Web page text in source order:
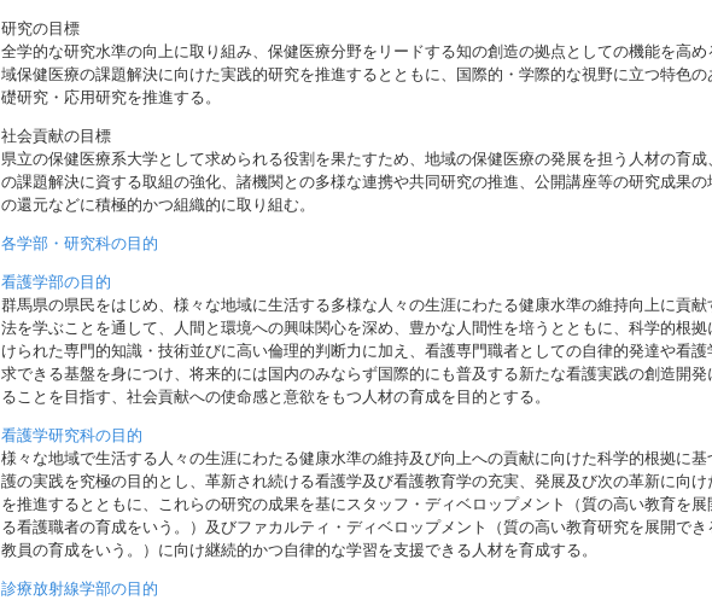
研究の目標
全学的な研究水準の向上に取り組み、保健医療分野をリードする知の創造の拠点としての機能を高め
域保健医療の課題解決に向けた実践的研究を推進するとともに、国際的・学際的な視野に立つ特色の
礎研究・応用研究を推進する。
社会貢献の目標
県立の保健医療系大学として求められる役割を果たすため、地域の保健医療の発展を担う人材の育成
の課題解決に資する取組の強化、諸機関との多様な連携や共同研究の推進、公開講座等の研究成果の
の還元などに積極的かつ組織的に取り組む。
各学部・研究科の目的
看護学部の目的
群馬県の県民をはじめ、様々な地域に生活する多様な人々の生涯にわたる健康水準の維持向上に貢献
法を学ぶことを通して、人間と環境への興味関心を深め、豊かな人間性を培うとともに、科学的根拠
けられた専門的知識・技術並びに高い倫理的判断力に加え、看護専門職者としての自律的発達や看護
求できる基盤を身につけ、将来的には国内のみならず国際的にも普及する新たな看護実践の創造開発
ることを目指す、社会貢献への使命感と意欲をもつ人材の育成を目的とする。
看護学研究科の目的
様々な地域で生活する人々の生涯にわたる健康水準の維持及び向上への貢献に向けた科学的根拠に基
護の実践を究極の目的とし、革新され続ける看護学及び看護教育学の充実、発展及び次の革新に向け
を推進するとともに、これらの研究の成果を基にスタッフ・ディベロップメント（質の高い教育を展
る看護職者の育成をいう。）及びファカルティ・ディベロップメント（質の高い教育研究を展開でき
教員の育成をいう。）に向け継続的かつ自律的な学習を支援できる人材を育成する。
診療放射線学部の目的